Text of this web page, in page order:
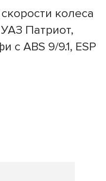
колеса
Патриот,
с ABS 9/9.1, ESP